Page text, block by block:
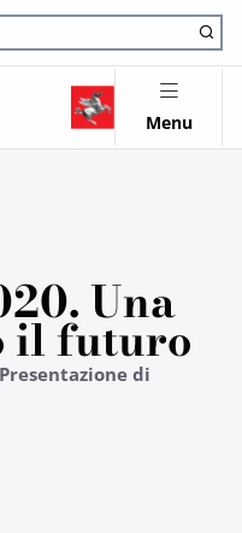
Menu
Una
il futuro
di